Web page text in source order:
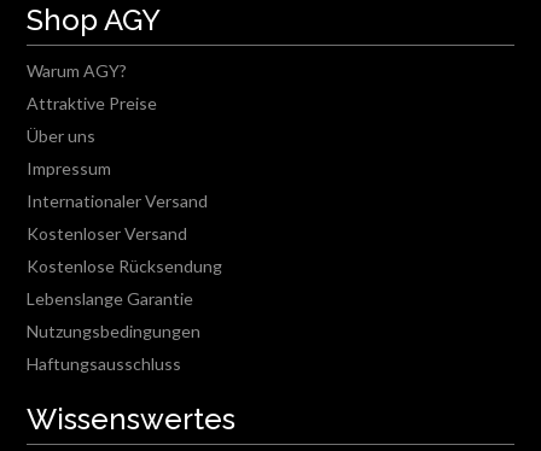
Shop AGY
Warum AGY?
Attraktive Preise
Über uns
Impressum
Internationaler Versand
Kostenloser Versand
Kostenlose Rücksendung
Lebenslange Garantie
Nutzungsbedingungen
Haftungsausschluss
Wissenswertes